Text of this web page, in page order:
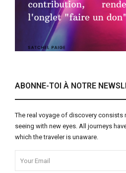
ABONNE-TOI À NOTRE
The real voyage of discovery consists
seeing with new eyes. All journeys
which the traveler is unaware.